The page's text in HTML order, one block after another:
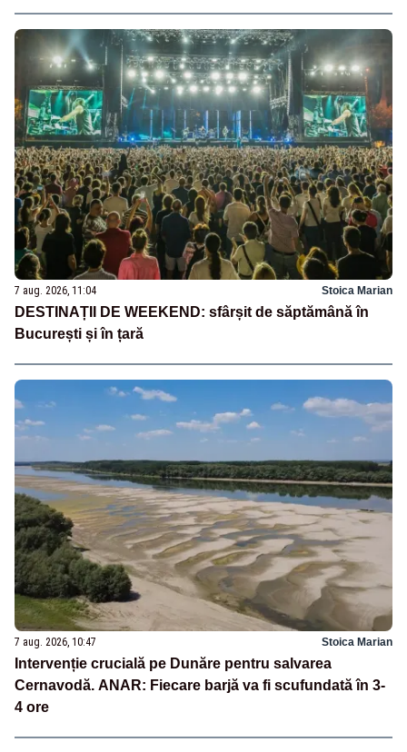
7 aug. 2026, 11:04 Stoica Marian
DESTINAȚII DE WEEKEND: sfârșit de săptămână în
București și în țară
7 aug. 2026, 10:47 Stoica Marian
Intervenție crucială pe Dunăre pentru salvarea
Cernavodă. ANAR: Fiecare barjă va fi scufundată în 3-
4 ore